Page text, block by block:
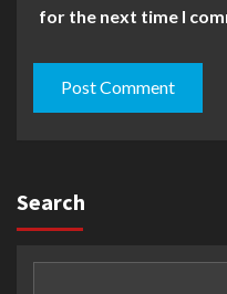
for the next time I
Search